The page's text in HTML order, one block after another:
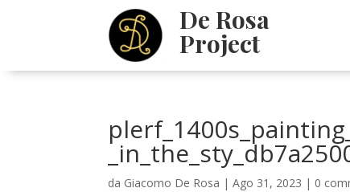
De Rosa
Project
da Giacomo De Rosa |Ago 31, 2023 | 0